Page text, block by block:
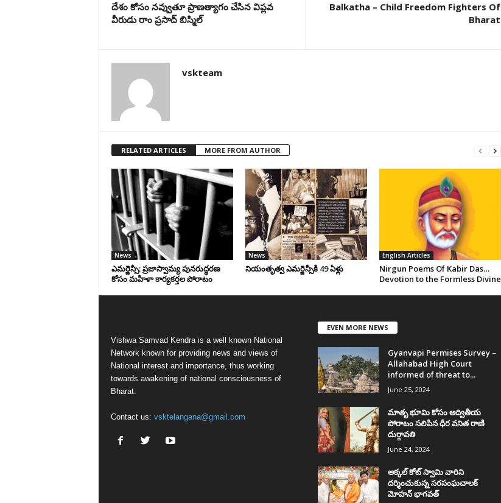
దేశం కోసం నవ్వుతూ ప్రాణత్యాగం చేసిన విప్లవ
వీరుడు రాం ప్రసాద్ బిస్మిల్
Balkatha – Child Freedom Fighters Of
Bharat
vskteam
RELATED ARTICLES MORE FROM AUTHOR
News
ఎమర్జెన్సీ: ప్రజాస్వామ్య పునరుద్ధరణ
కోసం మహిళా కార్యకర్తల పోరాటం
News
నియంతృత్వ ఎమర్జెన్సీకి 49 ఏళ్లు
English Articles
Nirgun Poems Of Kabir Das…
Devotion to the Formless Divine
Vishwa Samvad Kendra is a well known National
Network known for providing news and views of
National interest and importance, thus working
towards awakening of national consciousness of
Bharat.
Contact us: vsktelangana@gmail.com
EVEN MORE NEWS
Gyanvapi Permises Survey –
Allahabad High Court
informed of threat to...
June 25, 2024
మాతృ భూమి కోసం అద్వితీయ
పోరాటం సలిపిన ధీర వనిత రాణి
దుర్గావతి
June 24, 2024
అక్కల్‌ కోట్‌ స్వామి వారిని
దర్శించుకున్న సరసంఘచాలక్
మోహన్ భాగవత్